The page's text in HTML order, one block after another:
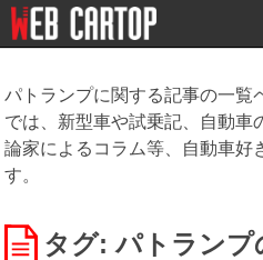
パトランプに関する記事の一覧
では、新型車や試乗記、自動車
論家によるコラム等、自動車好
す。
タグ: パトランプ